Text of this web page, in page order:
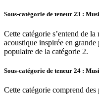
Sous-catégorie de teneur 23 :
Cette catégorie s’entend de
acoustique inspirée en
populaire de la catégorie 2.
Sous-catégorie de teneur 24 :
Cette catégorie comprend des